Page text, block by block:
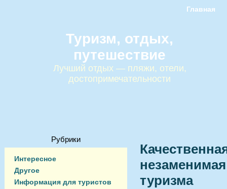
Главная
Туризм, отдых,
путешествие
Лучший отдых — пляжи, отели,
достопримечательности
Рубрики
Интересное
Другое
Информация для туристов
туризма